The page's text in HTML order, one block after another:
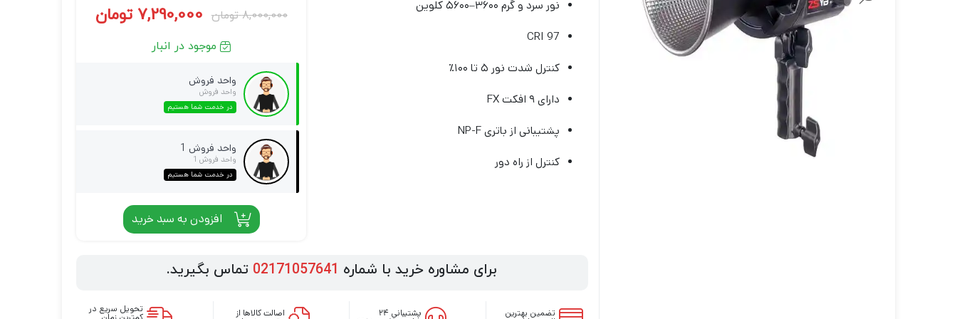
لنز سامیانگ-Samyang
لنز فوجی فیلم – FujiFilm
لنز موبایل
نور سرد و گرم ۳۶۰۰–۵۶۰۰ کلوین
CRI 97
کنترل شدت نور ۵ تا ۱۰۰٪
دارای ۹ افکت FX
پشتیبانی از باتری NP-F
کنترل از راه دور
8,000,000 تومان 7,290,000 تومان
موجود در انبار
واحد فروش
واحد فروش
در خدمت شما هستیم
واحد فروش 1
واحد فروش 1
در خدمت شما هستیم
افزودن به سبد خرید
برای مشاوره خرید با شماره 02171057641 تماس بگیرید.
تضمین بهترین پشتیبانی ۲۴ اصالت کالاها از تحویل سریع در